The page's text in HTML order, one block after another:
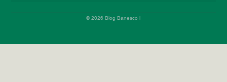
© 2026 Blog Banesco |